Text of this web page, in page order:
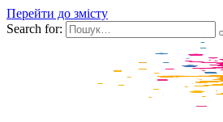
Перейти до змісту
Search for: